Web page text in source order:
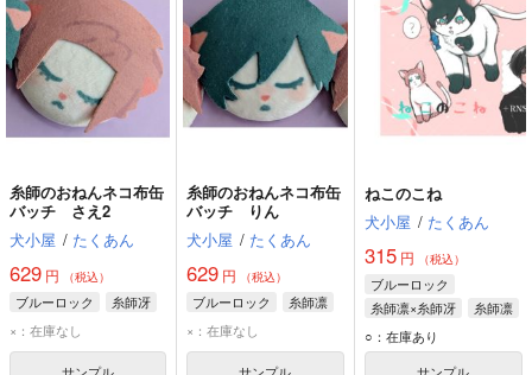
糸師のおねんネコ布缶
バッチ さえ2
犬小屋 / たくあん
629 円 （税込）
ブルーロック
糸師冴
×：在庫なし
糸師のおねんネコ布缶
バッチ りん
犬小屋 / たくあん
629 円 （税込）
ブルーロック
糸師凛
×：在庫なし
ねこのこね
犬小屋 / たくあん
315円 （税込）
ブルーロック
糸師凛×糸師冴
糸師凛
糸師冴
○：在庫あり